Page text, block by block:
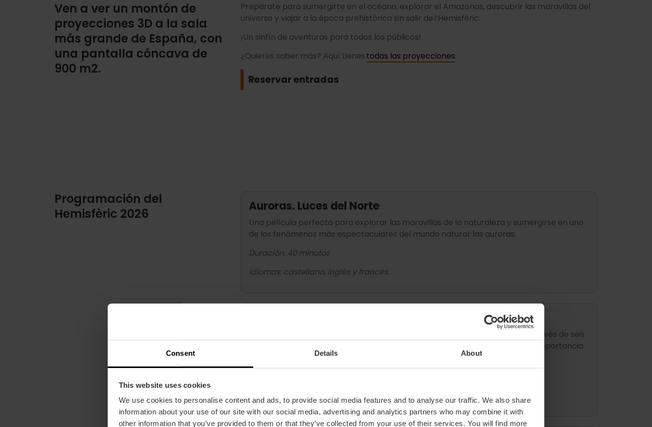
Consent Details About
This website uses cookies
We use cookies to personalise content and ads, to provide social media features and to analyse our traffic. We also share
information about your use of our site with our social media, advertising and analytics partners who may combine it with
other information that you’ve provided to them or that they’ve collected from your use of their services. You will find more
Ven a ver un montón de
proyecciones 3D a la sala
más grande de España, con
una pantalla cóncava de
900 m2.
Prepárate para sumergirte en el océano, explorar el Amazonas, descubrir las maravillas del
universo y viajar a la época prehistórica sin salir de l’Hemisfèric.
¡Un sinfín de aventuras para todos los públicos!
¿Quieres saber más? Aquí tienestodas las proyecciones.
Reservar entradas
Programación del
Hemisfèric 2026
Auroras. Luces del Norte
Una película perfecta para explorar las maravillas de la naturaleza y sumergirse en uno
de los fenómenos más espectaculares del mundo natural: las auroras.
Duración: 40 minutos
Idiomas: castellano, inglés y francés.
Una aventura en forma de película en la que descubrirás el reino animal a través de seis
familias: pájaros, insectos, peces, reptiles, anfibios y mamíferos, y cuál es la importancia
de sus hábitats para el planeta.
Idiomas: castellano, valenciano, inglés e italiano.